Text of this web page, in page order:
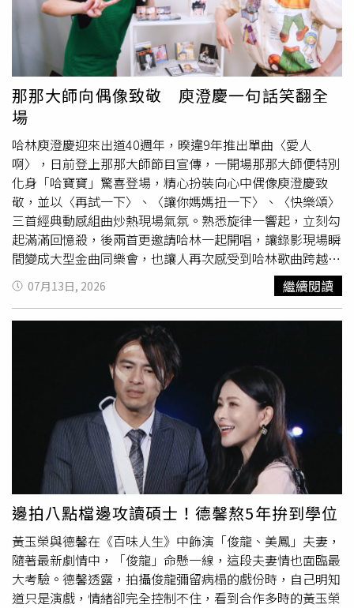
抄好幾張稿紙的課文。家長表示，孩子每天為了處罰寫到半
夜，放學用跑的去補習班還遲到，甚至因為沒寫完，連午休
跟體育課都不能上。她向學校反映後，老師反而懷恨在心，
私底下酸孩子：「你的計謀成功了！」導致孩子最後精神壓
力大到抗拒上學，最後被迫轉學。家長認為學校督導不週，
要求賠償轉學學費、醫療費和母子兩人的精神損失共200萬
元。班導反駁稱該學生常常遲到、沒交功課、不訂正錯
目，因此制定抄寫規則絕非故意刁難。（示意圖與本事件無
關／翻攝自圖庫Pexels）校方、老師反駁 曝該生常遲到、
缺交功課面對家長指控，校方和老師在法庭上提出反駁。學
校強調，只有禮拜五配合學校升旗，才要求學生7點25分到
校，其他天聯絡簿寫7點40分到校只是自由練習，不計入成
績。至於被指控的「成績九宮格」，校方拿出表單正反面澄
清，這張表反面是「自我期許計畫」，是老師跟學生討論、
家長同意後才寫下的目標，而且後來這套制度根本沒有真正
實施。老師坦言，該學生開學後其實「常常遲到、頻繁缺交
功課、考試錯了也不訂正」，身為導師，處罰他罰抄課文或
要求訂正，本來就是維持基本品格和學業的正常教學手段，
絕非故意刁難。法官最終認為校方管教並無不當，且該學生
確實常遲到、不交作業，因此老師無違法，國賠也不成立。
（示意圖與本事件無關／翻攝自圖庫Pexels）最終判決家長
告失敗 關鍵原因曝光 法院在審理這起案件時，親自翻閱
甲男當時的聯絡簿，發現孩子確實有頻繁遲到、沒交作業和
沒訂正考卷的紀錄。法官認為「守時、寫作業」是學生應盡
的本分與基本品格，學生沒做到，老師採取罰抄等管教措
施，屬於教師法賦予的正常輔導管教範圍，並無不法。加上
表單上有學生自己的簽名，家長也拿不出證據證明孩子有因
為這張表受到額外的處罰。至於老師講「你的計謀成功了」
雖然聽起來不妥、酸溜溜的，但還算不上法律上的「恐
嚇」。法官最後認定，該班導師的管教雖然比較嚴格，但出
發點是為了教學與輔導，並沒有故意虐待或違法侵害學生的
權利，既然老師沒有違法，國家賠償就不成立。因此依法駁
那那大師向偶像致敬 庾澄慶一句話笑翻全
場
哈林庾澄慶迎來出道40週年，暌違9年推出單曲〈愛人
啊〉，日前登上那那大師節目宣傳，一開場那那大師便特別
化身「哈寶寶」驚喜登場，精心扮裝向心中偶像庾澄慶致
敬，並以〈再試一下〉、〈讓你媽媽扭一下〉、〈快樂頌〉
三首經典動感組曲炒熱現場氣氛。熟悉旋律一響起，立刻勾
起滿滿回憶殺，後兩首更邀請哈林一起開唱，讓錄影現場瞬
間變成大型金曲同樂會，也讓人再次感受到哈林歌曲跨越世
代的魅力。面對那那大師誠意十足的「哈寶寶」造型，哈林
一看便發揮招牌幽默，忍不住笑虧：「你這樣比較像濟顛
帽！」那那大師提到自己第一次登台表演、第一次演唱會，
都演唱哈林的作品，其中〈愛到底〉更是他表達對音樂熱愛
的重要歌曲。為了向偶像示愛，那那大師現場自彈自唱〈愛
到底〉，這段演出不只讓哈林相當感動，也讓這場訪問不只
是一次新歌宣傳，更像是一場跨世代的音樂告白。此外，那
那大師還特別化身經典音樂節目《百萬大歌星》出考題給庾
澄慶，趣味考驗哈林對自己歌曲的熟悉度。過去曾是節目主
持人的哈林，這回瞬間變成被考驗的來賓，角色反轉讓現場
笑料不斷。面對那那大師精心設計的
題目，哈林不只展現對
自己作品的熟悉度，也再度展現絕佳反應力，讓整段互動充
滿綜藝效果與音樂記憶點。節目中，哈林也現場第一次首唱
全新單曲〈愛人啊〉，從昔日經典歌曲唱到出道40週年的全
新作品，完整展現「音樂頑童」一路走來不斷挑戰、不斷進
化的創作能量。〈愛人啊〉唱的不是轟轟烈烈的愛情，而是
經過時間之後，才更明白有些話應該好好說出口，有些人應
該好好珍惜。哈林用這首歌唱出成熟男人的柔軟，也讓聽眾
07月13日, 2026 繼續閱讀
邊拍八點檔邊攻讀碩士！德馨熬5年拚到學位
黃玉榮與德馨在《百味人生》中飾演「俊龍、美鳳」夫妻，
隨著最新劇情中，「俊龍」命懸一線，這段夫妻情也面臨最
大考驗。德馨透露，拍攝俊龍彌留病榻的戲份時，自己明知
道只是演戲，情緒卻完全控制不住，看到合作多時的黃玉榮